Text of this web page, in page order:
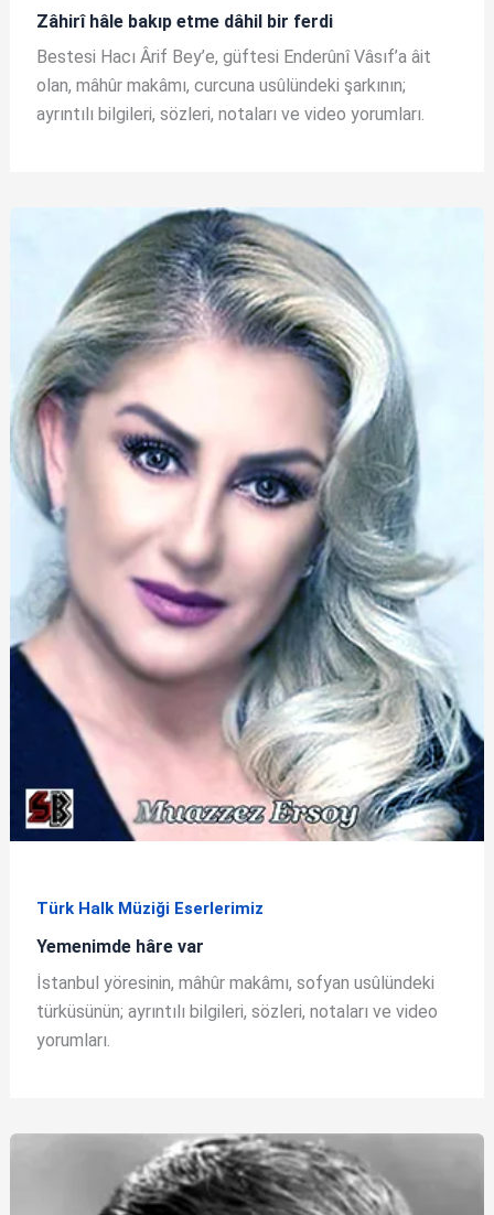
Zâhirî hâle bakıp etme dâhil bir ferdi
Bestesi Hacı Ârif Bey’e, güftesi Enderûnî Vâsıf’a âit
olan, mâhûr makâmı, curcuna usûlündeki şarkının;
ayrıntılı bilgileri, sözleri, notaları ve video yorumları.
Türk Halk Müziği Eserlerimiz
Yemenimde hâre var
İstanbul yöresinin, mâhûr makâmı, sofyan usûlündeki
türküsünün; ayrıntılı bilgileri, sözleri, notaları ve video
yorumları.